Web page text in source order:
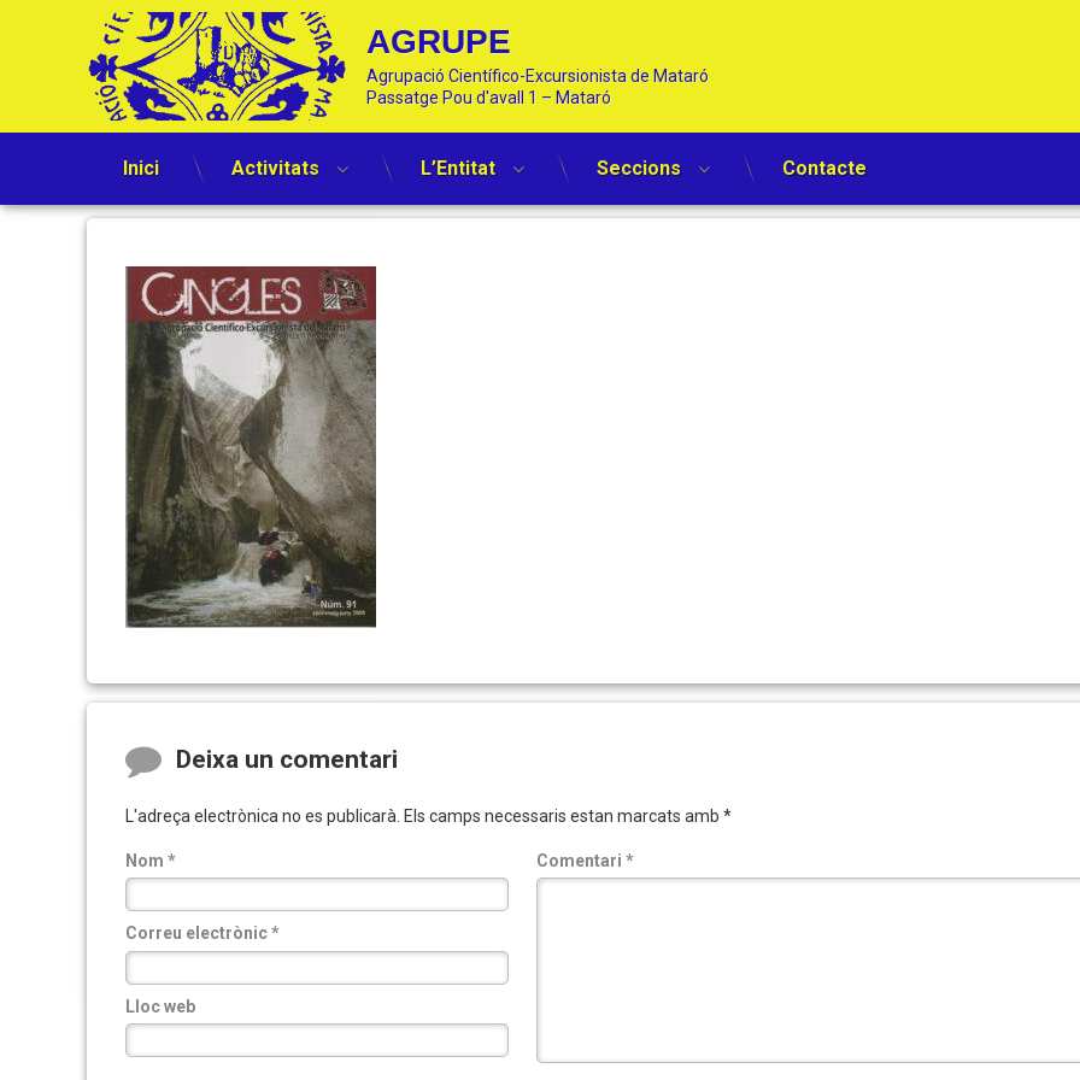
Skip
AGRUPE
Agrupació Científico-Excursionista de Mataró
Passatge Pou d'avall 1 – Mataró
Inici Activitats L’Entitat Seccions Contacte
(portada)
Comments
Deixa un comentari
L'adreça electrònica no es publicarà. Els camps necessaris estan marcats amb *
Comentari *
Nom *
Correu electrònic*
Lloc web